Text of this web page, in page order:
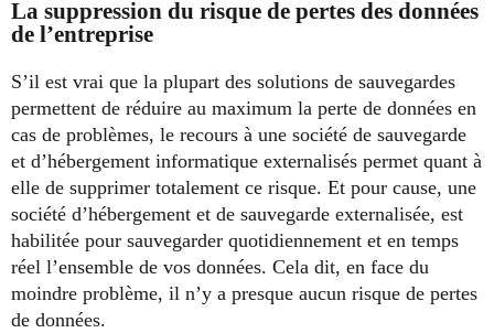
La suppression du risque de pertes des données
de l’entreprise
S’il est vrai que la plupart des solutions de sauvegardes
permettent de réduire au maximum la perte de données en
cas de problèmes, le recours à une société de sauvegarde
et d’hébergement informatique externalisés permet quant à
elle de supprimer totalement ce risque. Et pour cause, une
société d’hébergement et de sauvegarde externalisée, est
habilitée pour sauvegarder quotidiennement et en temps
réel l’ensemble de vos données. Cela dit, en face du
moindre problème, il n’y a presque aucun risque de pertes
de données.